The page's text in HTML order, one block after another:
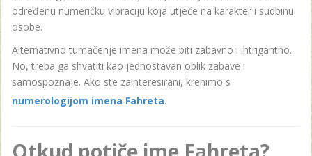
određenu numeričku vibraciju koja utječe na karakter i sudbinu
osobe.
Alternativno tumačenje imena može biti zabavno i intrigantno.
No, treba ga shvatiti kao jednostavan oblik zabave i
samospoznaje. Ako ste zainteresirani, krenimo s
numerologijom imena Fahreta.